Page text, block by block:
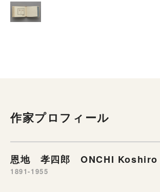
作家プロフィール
恩地 孝四郎 ONCHI Koshiro
1891-1955